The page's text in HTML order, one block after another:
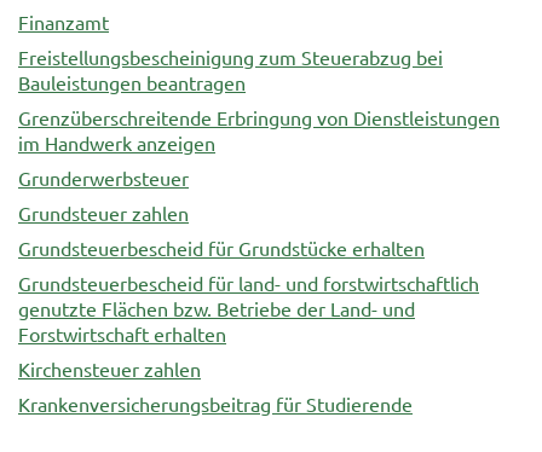
Finanzamt
Freistellungsbescheinigung zum Steuerabzug bei
Bauleistungen beantragen
Grenzüberschreitende Erbringung von Dienstleistungen
im Handwerk anzeigen
Grunderwerbsteuer
Grundsteuer zahlen
Grundsteuerbescheid für Grundstücke erhalten
Grundsteuerbescheid für land- und forstwirtschaftlich
genutzte Flächen bzw. Betriebe der Land- und
Forstwirtschaft erhalten
Kirchensteuer zahlen
Krankenversicherungsbeitrag für Studierende